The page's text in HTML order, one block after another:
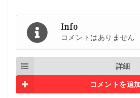
Info
コメントはありません
詳細
コメントを追